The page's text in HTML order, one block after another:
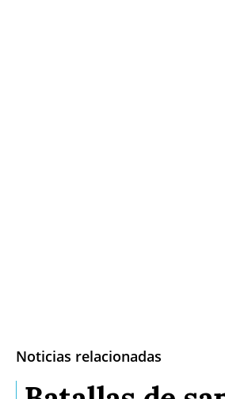
Noticias relacionadas